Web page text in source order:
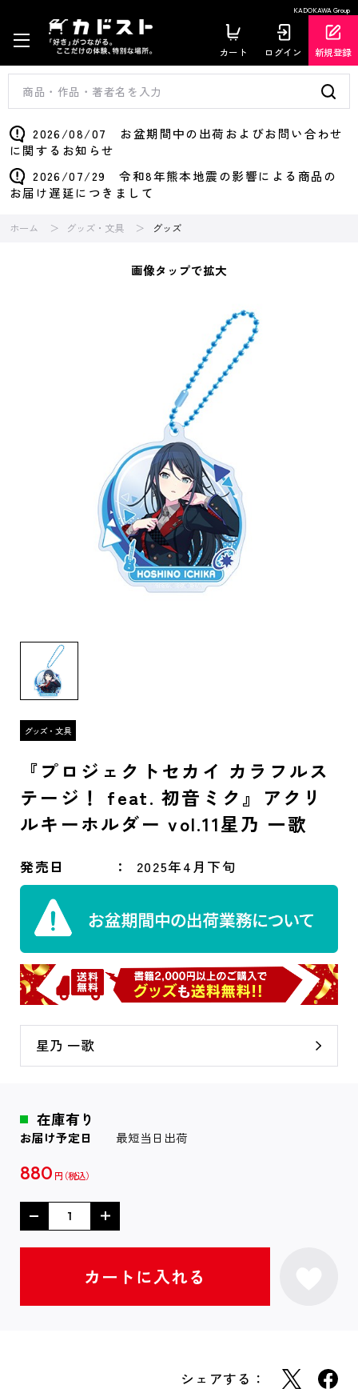
KADOKAWA Group
カート ログイン 新規登録
2026/08/07 お盆期間中の出荷およびお問い合わせ
に関するお知らせ
2026/07/29 令和8年熊本地震の影響による商品の
お届け遅延につきまして
ホーム グッズ・文具 グッズ
画像タップで拡大
『プロジェクトセカイ カラフルス
テージ！ feat. 初音ミク』アクリ
ルキーホルダー vol.11星乃 一歌
発売日 2025年4月下旬
星乃 一歌
在庫有り
お届け予定日 最短当日出荷
880 円
シェアする：